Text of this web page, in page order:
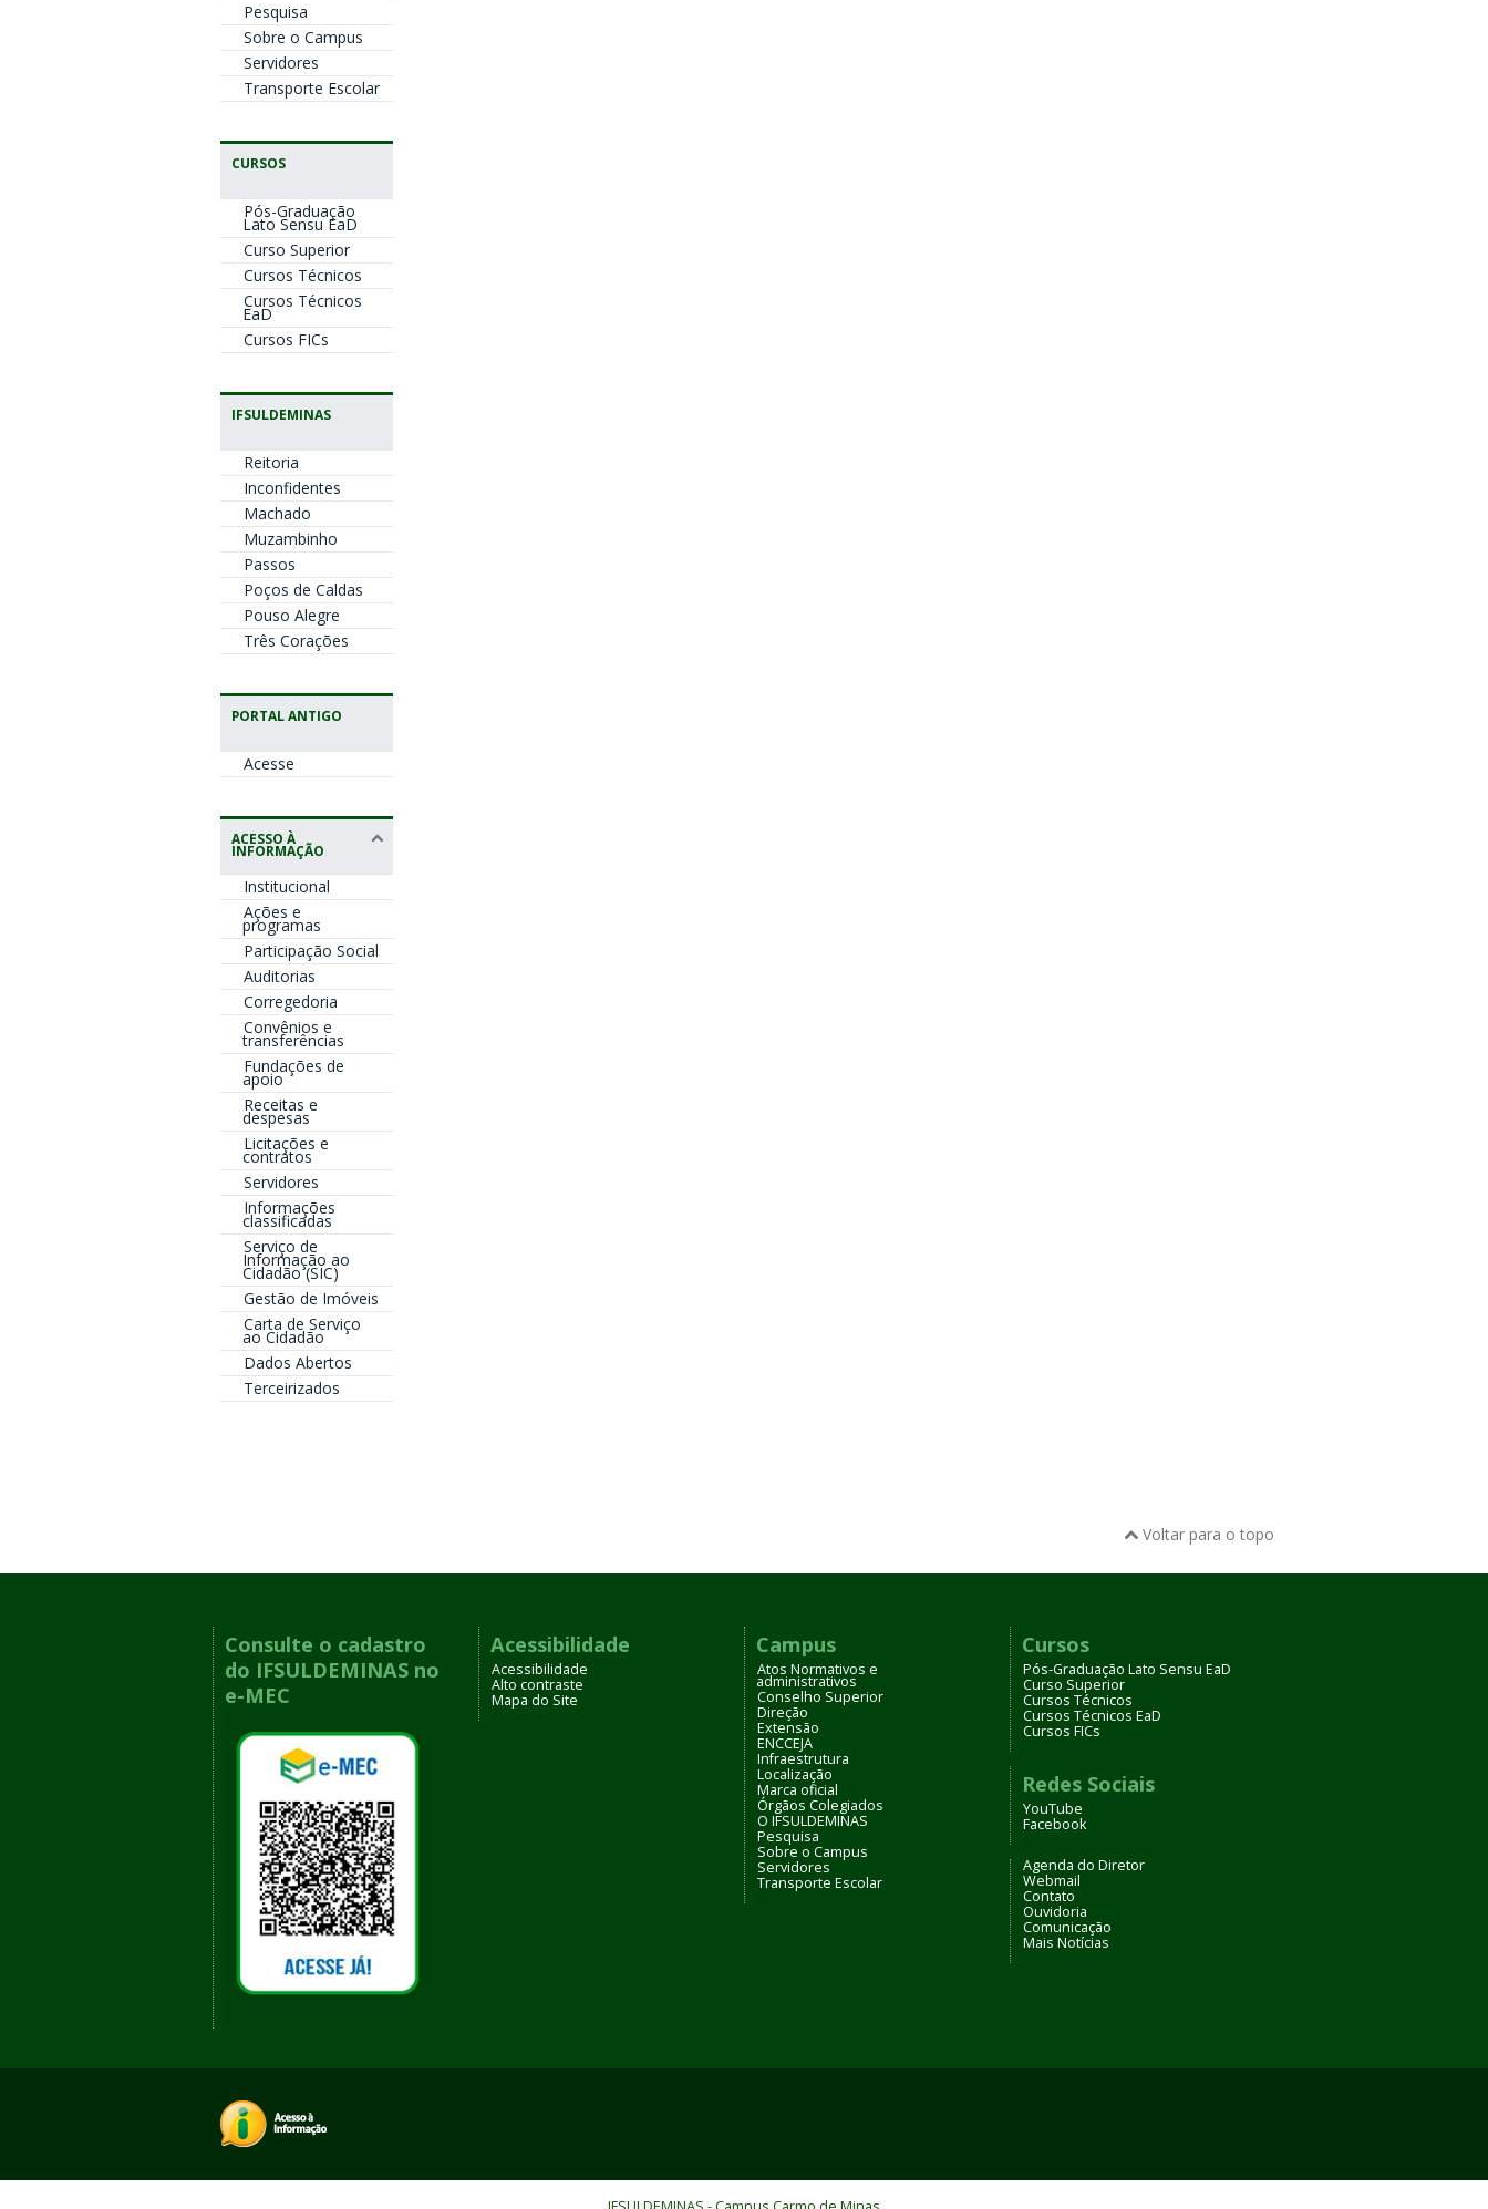
Pesquisa
Sobre o Campus
Servidores
Transporte Escolar
CURSOS
Pós-Graduação
Lato Sensu EaD
Curso Superior
Cursos Técnicos
Cursos Técnicos
EaD
Cursos FICs
IFSULDEMINAS
Reitoria
Inconfidentes
Machado
Muzambinho
Passos
Poços de Caldas
Pouso Alegre
Três Corações
PORTAL ANTIGO
Acesse
ACESSO À
INFORMAÇÃO
Institucional
Ações e
programas
Participação Social
Auditorias
Corregedoria
Convênios e
transferências
Fundações de
apoio
Receitas e
despesas
Licitações e
contratos
Servidores
Informações
classificadas
Serviço de
Informação ao
Cidadão (SIC)
Gestão de Imóveis
Carta de Serviço
ao Cidadão
Dados Abertos
Terceirizados
Voltar para o topo
Consulte o cadastro
do IFSULDEMINAS no
e-MEC
Acessibilidade
Acessibilidade
Alto contraste
Mapa do Site
Campus
Atos Normativos e
administrativos
Conselho Superior
Direção
Extensão
ENCCEJA
Infraestrutura
Localização
Marca oficial
Órgãos Colegiados
O IFSULDEMINAS
Pesquisa
Sobre o Campus
Servidores
Transporte Escolar
Cursos
Pós-Graduação Lato Sensu EaD
Curso Superior
Cursos Técnicos
Cursos Técnicos EaD
Cursos FICs
Redes Sociais
YouTube
Facebook
Agenda do Diretor
Webmail
Contato
Ouvidoria
Comunicação
Mais Notícias